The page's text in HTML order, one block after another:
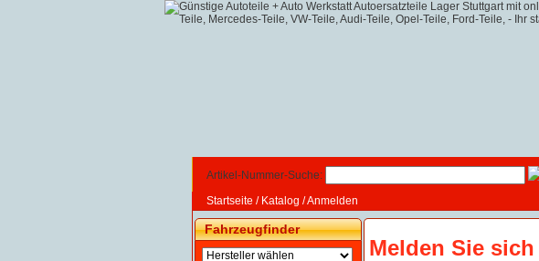
Artikel-Nummer-Suche:
Startseite / Katalog /Anmelden
Fahrzeugfinder
Melden Sie sich